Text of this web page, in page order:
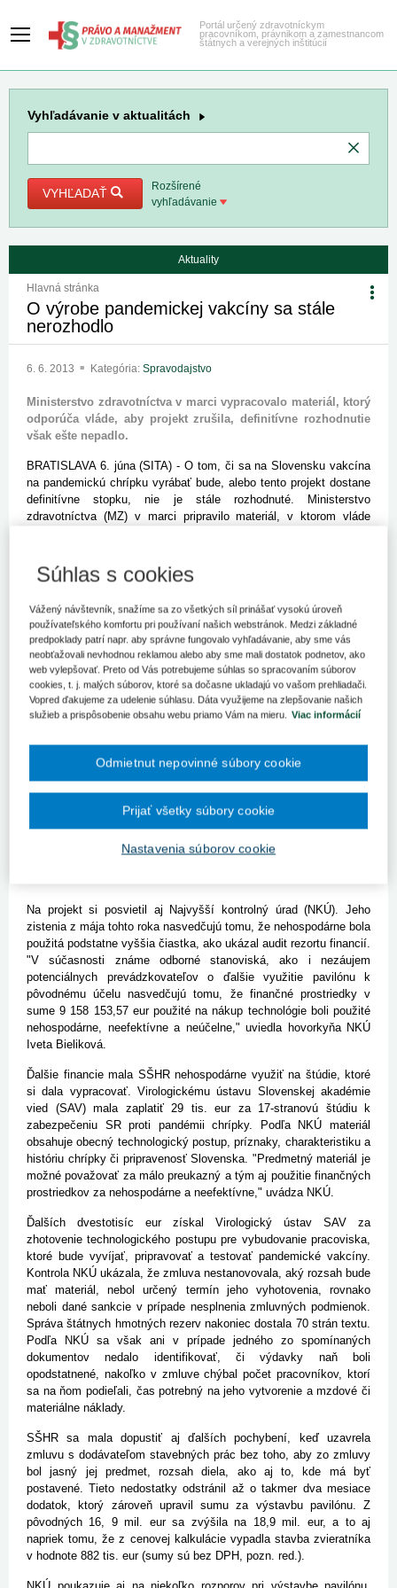
Portál určený zdravotníckym
pracovníkom, právnikom a zamestnancom
štátnych a verejných inštitúcií
Vyhľadávanie v aktualitách
VYHĽADAŤ
Rozšírené
vyhľadávanie
Aktuality
Hlavná stránka
O výrobe pandemickej vakcíny sa stále
nerozhodlo
6. 6. 2013 Kategória: Spravodajstvo
Ministerstvo zdravotníctva v marci vypracovalo materiál, ktorý
odporúča vláde, aby projekt zrušila, definitívne rozhodnutie
však ešte nepadlo.
BRATISLAVA 6. júna (SITA) - O tom, či sa na Slovensku vakcína
na pandemickú chrípku vyrábať bude, alebo tento projekt dostane
definitívne stopku, nie je stále rozhodnuté. Ministerstvo
zdravotníctva (MZ) v marci pripravilo materiál, v ktorom vláde
vakcín nepadlo rozhodnutie čo ďalej. "Termín bol posunutý, kým
na vládu nedáme materiál, nebudeme o tom hovoriť," odkázala
Pandemická vakcína sa mala vyrábať v Malackách. Pavilón bol v
lete minulého roka z väčšej časti hotový, technológie nakúpené,
chýbal však prevádzkovateľ, ktorý by vakcínu na pandemickú
chrípku vyrábal. Záujem ani po opätovných rokovaniach
farmafirmy neprejavili, vláda tak rozhodla, že z pavilónu bude
sklad liečiv a zdravotníckych potrieb. Zabezpečiť využitie objektu
zastrešuje. "V uvedenej veci stále prebiehajú intenzívne rokovania
o maximálne efektívnom využití technológií aj objektu," povedala
hovorkyňa SŠHR Marcela Rybanská.
Celkovo sa podľa údajov z júna 2012 preinvestovalo do pavilónu v
Malackách 11,8 mil. eur, z toho podľa kvalifikácie auditu
Ministerstva financií SR 166,2 tis. eur nehospodárne. Polícia
Na projekt si posvietil aj Najvyšší kontrolný úrad (NKÚ). Jeho
zistenia z mája tohto roka nasvedčujú tomu, že nehospodárne bola
použitá podstatne vyššia čiastka, ako ukázal audit rezortu financií.
"V súčasnosti známe odborné stanoviská, ako i nezáujem
potenciálnych prevádzkovateľov o ďalšie využitie pavilónu k
pôvodnému účelu nasvedčujú tomu, že finančné prostriedky v
sume 9 158 153,57 eur použité na nákup technológie boli použité
nehospodárne, neefektívne a neúčelne," uviedla hovorkyňa NKÚ
Iveta Bieliková.
Ďalšie financie mala SŠHR nehospodárne využiť na štúdie, ktoré
si dala vypracovať. Virologickému ústavu Slovenskej akadémie
vied (SAV) mala zaplatiť 29 tis. eur za 17-stranovú štúdiu k
zabezpečeniu SR proti pandémii chrípky. Podľa NKÚ materiál
obsahuje obecný technologický postup, príznaky, charakteristiku a
históriu chrípky či pripravenosť Slovenska. "Predmetný materiál je
možné považovať za málo preukazný a tým aj použitie finančných
prostriedkov za nehospodárne a neefektívne," uvádza NKÚ.
Ďalších dvestotisíc eur získal Virologický ústav SAV za
zhotovenie technologického postupu pre vybudovanie pracoviska,
ktoré bude vyvíjať, pripravovať a testovať pandemické vakcíny.
Kontrola NKÚ ukázala, že zmluva nestanovovala, aký rozsah bude
mať materiál, nebol určený termín jeho vyhotovenia, rovnako
neboli dané sankcie v prípade nesplnenia zmluvných podmienok.
Správa štátnych hmotných rezerv nakoniec dostala 70 strán textu.
Podľa NKÚ sa však ani v prípade jedného zo spomínaných
dokumentov nedalo identifikovať, či výdavky naň boli
opodstatnené, nakoľko v zmluve chýbal počet pracovníkov, ktorí
sa na ňom podieľali, čas potrebný na jeho vytvorenie a mzdové či
materiálne náklady.
SŠHR sa mala dopustiť aj ďalších pochybení, keď uzavrela
zmluvu s dodávateľom stavebných prác bez toho, aby zo zmluvy
bol jasný jej predmet, rozsah diela, ako aj to, kde má byť
postavené. Tieto nedostatky odstránil až o takmer dva mesiace
dodatok, ktorý zároveň upravil sumu za výstavbu pavilónu. Z
pôvodných 16, 9 mil. eur sa zvýšila na 18,9 mil. eur, a to aj
napriek tomu, že z cenovej kalkulácie vypadla stavba zvieratníka
v hodnote 882 tis. eur (sumy sú bez DPH, pozn. red.).
Súhlas s cookies
Vážený návštevník, snažíme sa zo všetkých síl prinášať vysokú úroveň
používateľského komfortu pri používaní našich webstránok. Medzi základné
predpoklady patrí napr. aby správne fungovalo vyhľadávanie, aby sme vás
neobťažovali nevhodnou reklamou alebo aby sme mali dostatok podnetov, ako
web vylepšovať. Preto od Vás potrebujeme súhlas so spracovaním súborov
cookies, t. j. malých súborov, ktoré sa dočasne ukladajú vo vašom prehliadači.
Vopred ďakujeme za udelenie súhlasu. Dáta využijeme na zlepšovanie našich
služieb a prispôsobenie obsahu webu priamo Vám na mieru.
Viac informácií
Nastavenia súborov cookie
Odmietnut nepovinné súbory cookie
Prijať všetky súbory cookie